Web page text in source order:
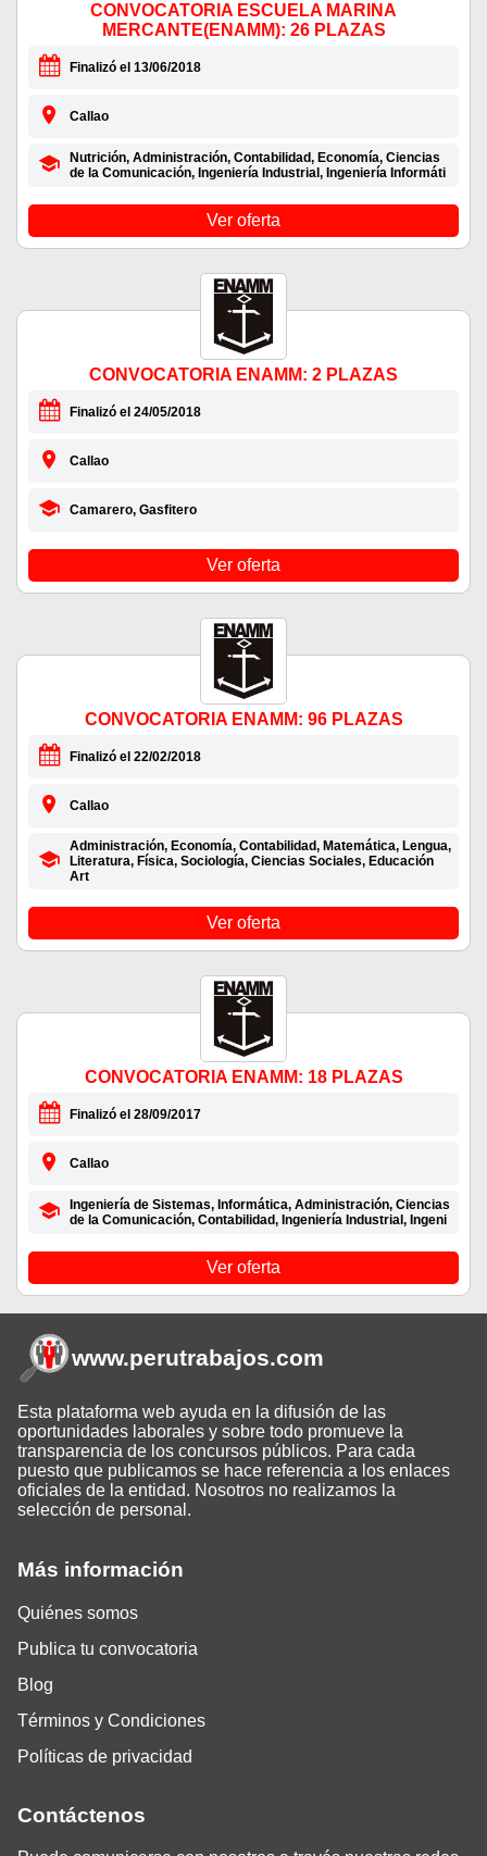
CONVOCATORIA ESCUELA MARINA
MERCANTE(ENAMM): 26 PLAZAS
Finalizó el 13/06/2018
Callao
Nutrición, Administración, Contabilidad, Economía, Ciencias
de la Comunicación, Ingeniería Industrial, Ingeniería Informáti
Ver oferta
CONVOCATORIA ENAMM: 2 PLAZAS
Finalizó el 24/05/2018
Callao
Camarero, Gasfitero
Ver oferta
CONVOCATORIA ENAMM: 96 PLAZAS
Finalizó el 22/02/2018
Callao
Administración, Economía, Contabilidad, Matemática, Lengua,
Literatura, Física, Sociología, Ciencias Sociales, Educación
Art
Ver oferta
CONVOCATORIA ENAMM: 18 PLAZAS
Finalizó el 28/09/2017
Callao
Ingeniería de Sistemas, Informática, Administración, Ciencias
de la Comunicación, Contabilidad, Ingeniería Industrial, Ingeni
Ver oferta
Más información
Quiénes somos
Publica tu convocatoria
Blog
Términos y Condiciones
Políticas de privacidad
Contáctenos
www.perutrabajos.com
Esta plataforma web ayuda en la difusión de las
oportunidades laborales y sobre todo promueve la
transparencia de los concursos públicos. Para cada
puesto que publicamos se hace referencia a los enlaces
oficiales de la entidad. Nosotros no realizamos la
selección de personal.